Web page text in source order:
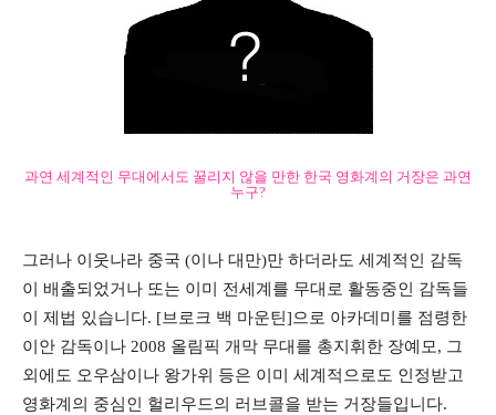
과연 세계적인 무대에서도 꿀리지 않을 만한 한국 영화계의 거장은 과연
누구?
그러나 이웃나라 중국 (이나 대만)만 하더라도 세계적인 감독
이 배출되었거나 또는 이미 전세계를 무대로 활동중인 감독들
이 제법 있습니다. [브로크 백 마운틴]으로 아카데미를 점령한
이안 감독이나 2008 올림픽 개막 무대를 총지휘한 장예모, 그
외에도 오우삼이나 왕가위 등은 이미 세계적으로도 인정받고
영화계의 중심인 헐리우드의 러브콜을 받는 거장들입니다.